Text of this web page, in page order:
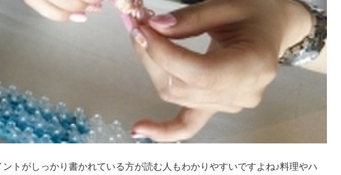
トがしっかり書かれている方が読む人もわかりやすいですよね♪料理やハ